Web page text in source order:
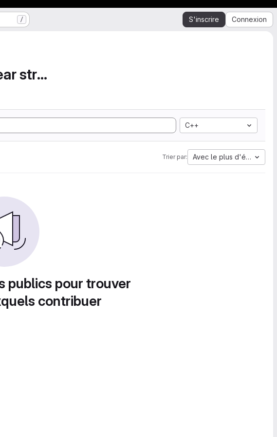
/ S'inscrire Connexion
This code can compute the wall shear stress in ...
C++
Trier par: Avec le plus d'étoiles
publics pour trouver
contribuer